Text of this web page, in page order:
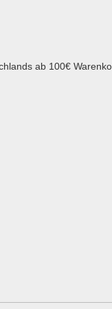
ab 100€